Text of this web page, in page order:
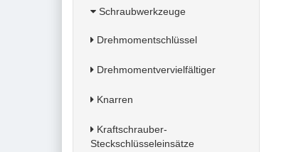
Schraubwerkzeuge
Drehmomentschlüssel
Drehmomentvervielfältiger
Knarren
Kraftschrauber-
Steckschlüsseleinsätze